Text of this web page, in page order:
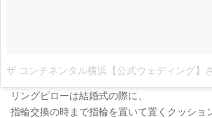
リングピローは結婚式の際に、
指輪交換の時まで指輪を置いて置くクッショ